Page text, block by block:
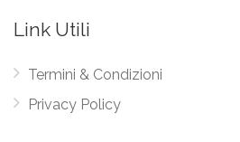
Link Utili
Termini & Condizioni
Privacy Policy